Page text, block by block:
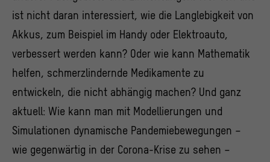
ist nicht daran interessiert, wie die Langlebigkeit von
Akkus, zum Beispiel im Handy oder Elektroauto,
verbessert werden kann? Oder wie kann Mathematik
helfen, schmerzlindernde Medikamente zu
entwickeln, die nicht abhängig machen? Und ganz
aktuell: Wie kann man mit Modellierungen und
Simulationen dynamische Pandemiebewegungen –
wie gegenwärtig in der Corona-Krise zu sehen –